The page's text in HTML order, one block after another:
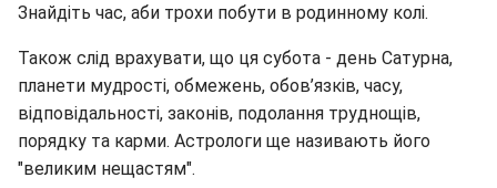
Знайдіть час, аби трохи побути в родинному колі.
Також слід врахувати, що ця субота - день Сатурна,
планети мудрості, обмежень, обов’язків, часу,
відповідальності, законів, подолання труднощів,
порядку та карми. Астрологи ще називають його
"великим нещастям".